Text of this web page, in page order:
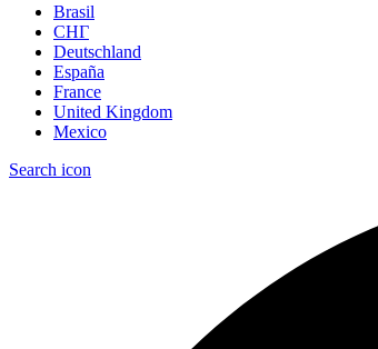
Brasil
СНГ
Deutschland
España
France
United Kingdom
Mexico
Search icon